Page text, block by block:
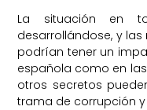
La situación en
desarrollándose, y
podrían tener un
española como en
otros secretos
trama de corrupción